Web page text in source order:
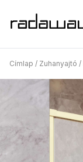
Címlap / Zuhanyajtó /